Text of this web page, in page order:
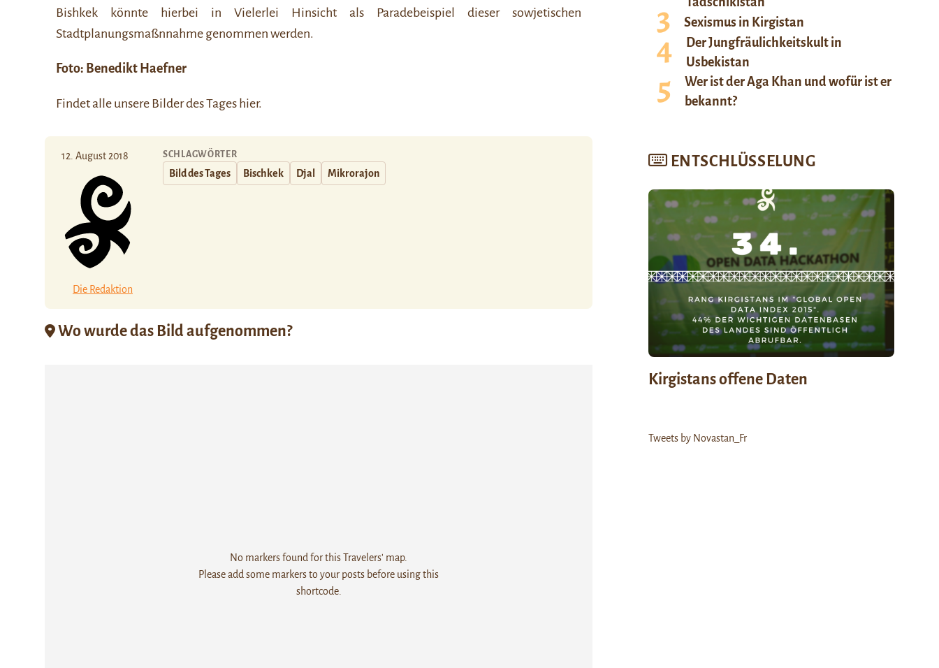
Bishkek
könnte hierbei in Vielerlei Hinsicht als Paradebeispiel dieser sowjetischen
Stadtplanungsmaßnnahme genommen werden.
Foto: Benedikt Haefner
Findet alle unsere Bilder des Tages hier.
12. August 2018
Die Redaktion
SCHLAGWÖRTER
Bild des Tages Bischkek Djal Mikrorajon
Wo wurde das Bild aufgenommen?
No markers found for this Travelers' map.
Please add some markers to your posts before using this
shortcode.
Sexismus in Kirgistan
Der Jungfräulichkeitskult in
Usbekistan
Wer ist der Aga Khan und wofür ist er
bekannt?
ENTSCHLÜSSELUNG
Kirgistans offene Daten
Tweets by Novastan_Fr